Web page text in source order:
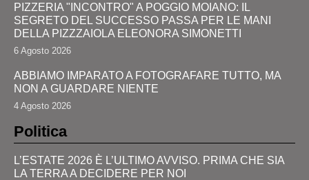
PIZZERIA "INCONTRO" A POGGIO MOIANO: IL
SEGRETO DEL SUCCESSO PASSA PER LE MANI
DELLA PIZZZAIOLA ELEONORA SIMONETTI
6 Agosto 2026
ABBIAMO IMPARATO A FOTOGRAFARE TUTTO, MA
NON A GUARDARE NIENTE
4 Agosto 2026
Politica
L’ESTATE 2026 È L’ULTIMO AVVISO. PRIMA CHE SIA
LA TERRA A DECIDERE PER NOI